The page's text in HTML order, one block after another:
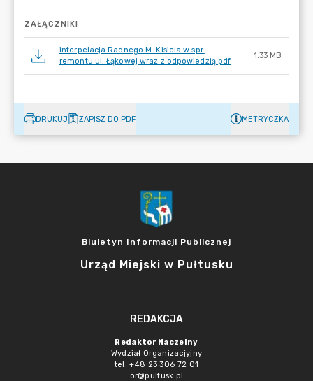
ZAŁĄCZNIKI
interpelacja Radnego M. Kisiela w spr.
remontu ul. Łąkowej wraz z odpowiedzią.pdf
1.33 MB
DRUKUJ ZAPISZ DO PDF METRYCZKA
Biuletyn Informacji Publicznej
Urząd Miejski w Pułtusku
REDAKCJA
Redaktor Naczelny
Wydział Organizacjyjny
tel. +48 23 306 72 01
or@pultusk.pl